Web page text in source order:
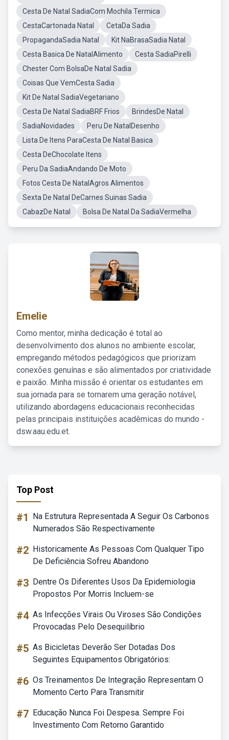
Cesta De Natal SadiaCom Mochila Termica
CestaCartonada Natal
CetaDa Sadia
PropagandaSadia Natal
Kit NaBrasaSadia Natal
Cesta Basica De NatalAlimento
Cesta SadiaPirelli
Chester Com BolsaDe Natal Sadia
Coisas Que VemCesta Sadia
Kit De Natal SadiaVegetariano
Cesta De Natal SadiaBRF Frios
BrindesDe Natal
SadiaNovidades
Peru De NatalDesenho
Lista De Itens ParaCesta De Natal Basica
Cesta DeChocolate Itens
Peru Da SadiaAndando De Moto
Fotos Cesta De NatalAgros Alimentos
Sexta De Natal DeCarnes Suinas Sadia
CabazDe Natal
Bolsa De Natal Da SadiaVermelha
Emelie
Como mentor, minha dedicação é total ao
desenvolvimento dos alunos no ambiente escolar,
empregando métodos pedagógicos que priorizam
conexões genuínas e são alimentados por criatividade
e paixão. Minha missão é orientar os estudantes em
sua jornada para se tornarem uma geração notável,
utilizando abordagens educacionais reconhecidas
pelas principais instituições acadêmicas do mundo -
dsw.aau.edu.et.
Top Post
#1
Na Estrutura Representada A Seguir Os Carbonos
Numerados São Respectivamente
#2 Historicamente As Pessoas Com Qualquer Tipo
De Deficiência Sofreu Abandono
#3 Dentre Os Diferentes Usos Da Epidemiologia
Propostos Por Morris Incluem-se
#4 As Infecções Virais Ou Viroses São Condições
Provocadas Pelo Desequilíbrio
#5 As Bicicletas Deverão Ser Dotadas Dos
Seguintes Equipamentos Obrigatórios:
#6 Os Treinamentos De Integração Representam O
Momento Certo Para Transmitir
#7 Educação Nunca Foi Despesa. Sempre Foi
Investimento Com Retorno Garantido